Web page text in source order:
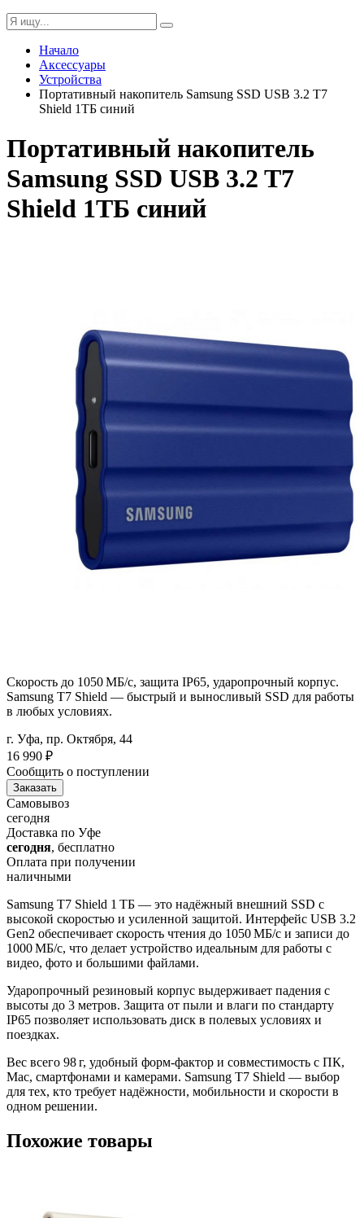
Начало
Аксессуары
Устройства
Портативный накопитель Samsung SSD USB 3.2 T7
Shield 1ТБ синий
Портативный накопитель
Samsung SSD USB 3.2 T7
Shield 1ТБ синий
Скорость до 1050 МБ/с, защита IP65, ударопрочный корпус.
Samsung T7 Shield — быстрый и выносливый SSD для работы
в любых условиях.
г. Уфа, пр. Октября, 44
16 990 ₽
Сообщить о поступлении
Заказать
Самовывоз
сегодня
Доставка по Уфе
сегодня, бесплатно
Оплата при получении
наличными
Samsung T7 Shield 1 ТБ — это надёжный внешний SSD с
высокой скоростью и усиленной защитой. Интерфейс USB 3.2
Gen2 обеспечивает скорость чтения до 1050 МБ/с и записи до
1000 МБ/с, что делает устройство идеальным для работы с
видео, фото и большими файлами.
Ударопрочный резиновый корпус выдерживает падения с
высоты до 3 метров. Защита от пыли и влаги по стандарту
IP65 позволяет использовать диск в полевых условиях и
поездках.
Вес всего 98 г, удобный форм-фактор и совместимость с ПК,
Mac, смартфонами и камерами. Samsung T7 Shield — выбор
для тех, кто требует надёжности, мобильности и скорости в
одном решении.
Похожие товары